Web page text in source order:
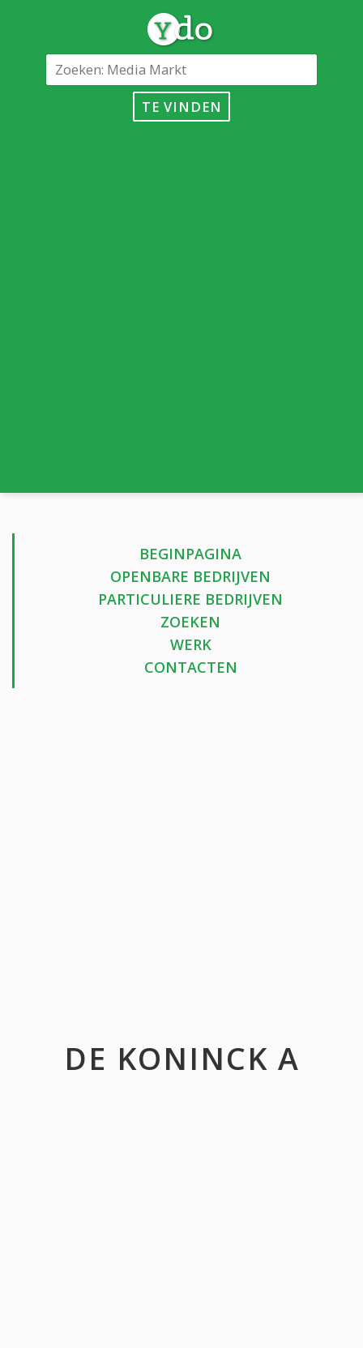
TE VINDEN
BEGINPAGINA
OPENBARE BEDRIJVEN
PARTICULIERE BEDRIJVEN
ZOEKEN
WERK
CONTACTEN
DE KONINCK A